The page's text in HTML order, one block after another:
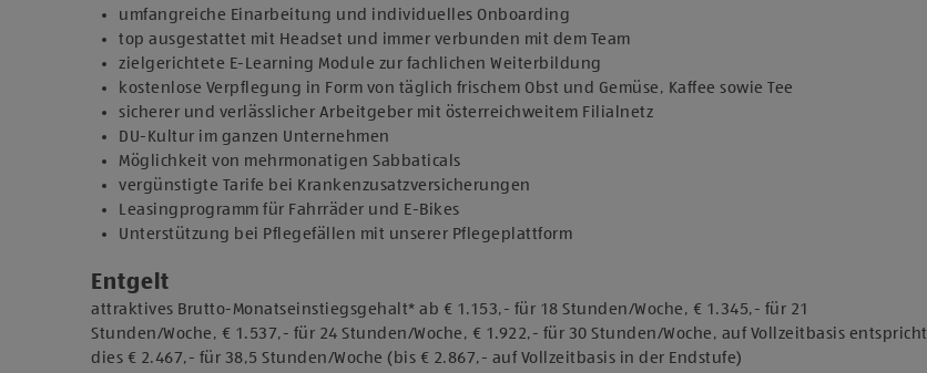
umfangreiche Einarbeitung und individuelles Onboarding
top ausgestattet mit Headset und immer verbunden mit dem Team
zielgerichtete E-Learning Module zur fachlichen Weiterbildung
kostenlose Verpflegung in Form von täglich frischem Obst und Gemüse, Kaffee sowie Tee
sicherer und verlässlicher Arbeitgeber mit österreichweitem Filialnetz
DU-Kultur im ganzen Unternehmen
Möglichkeit von mehrmonatigen Sabbaticals
vergünstigte Tarife bei Krankenzusatzversicherungen
Leasingprogramm für Fahrräder und E-Bikes
Unterstützung bei Pflegefällen mit unserer Pflegeplattform
Entgelt
attraktives Brutto-Monatseinstiegsgehalt* ab € 1.153,- für 18 Stunden/Woche, € 1.345,- für 21
Stunden/Woche, € 1.537,- für 24 Stunden/Woche, € 1.922,- für 30 Stunden/Woche, auf Vollzeitbasis entspricht
dies € 2.467,- für 38,5 Stunden/Woche (bis € 2.867,- auf Vollzeitbasis in der Endstufe)